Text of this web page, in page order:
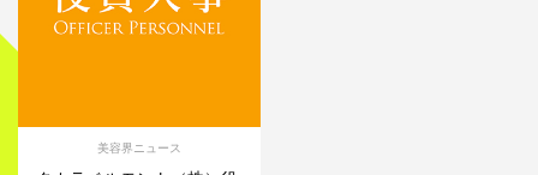
美容界ニュース